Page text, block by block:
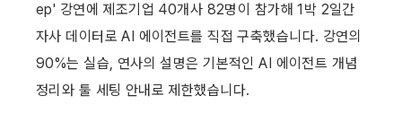
ep' 강연에 제조기업 40개사 82명이 참가해 1박 2일간
자사 데이터로 AI 에이전트를 직접 구축했습니다. 강연의
90%는 실습, 연사의 설명은 기본적인 AI 에이전트 개념
정리와 툴 세팅 안내로 제한했습니다.